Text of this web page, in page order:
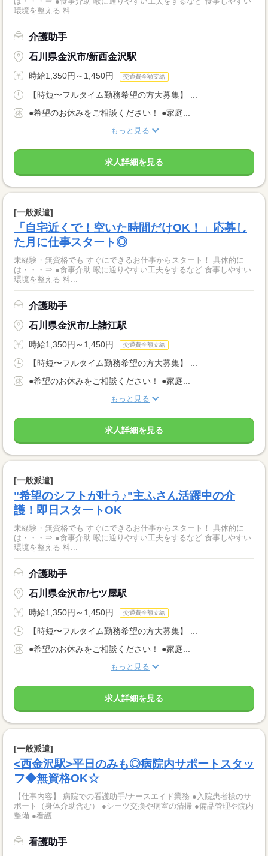
環境を整える 料...
介護助手
石川県金沢市/新西金沢駅
時給1,350円～1,450円 交通費全額支給
【時短〜フルタイム勤務希望の方大募集】 ...
●希望のお休みをご相談ください！ ●家庭...
もっと見る
求人詳細を見る
[一般派遣]
「自宅近くで！空いた時間だけOK！」応募し
た月に仕事スタート◎
未経験・無資格でも すぐにできるお仕事からスタート！ 具体的に
は・・・⇒ ●食事介助 喉に通りやすい工夫をするなど 食事しやすい
環境を整える 料...
介護助手
石川県金沢市/上諸江駅
時給1,350円～1,450円 交通費全額支給
【時短〜フルタイム勤務希望の方大募集】 ...
●希望のお休みをご相談ください！ ●家庭...
もっと見る
求人詳細を見る
[一般派遣]
"希望のシフトが叶う♪"主ふさん活躍中の介
護！即日スタートOK
未経験・無資格でも すぐにできるお仕事からスタート！ 具体的に
は・・・⇒ ●食事介助 喉に通りやすい工夫をするなど 食事しやすい
環境を整える 料...
介護助手
石川県金沢市/七ツ屋駅
時給1,350円～1,450円 交通費全額支給
【時短〜フルタイム勤務希望の方大募集】 ...
●希望のお休みをご相談ください！ ●家庭...
もっと見る
求人詳細を見る
[一般派遣]
<西金沢駅>平日のみも◎病院内サポートスタッ
フ◆無資格OK☆
【仕事内容】 病院での看護助手/ナースエイド業務 ●入院患者様のサ
ポート（身体介助含む） ●シーツ交換や病室の清掃 ●備品管理や院内
整備 ●看護...
看護助手